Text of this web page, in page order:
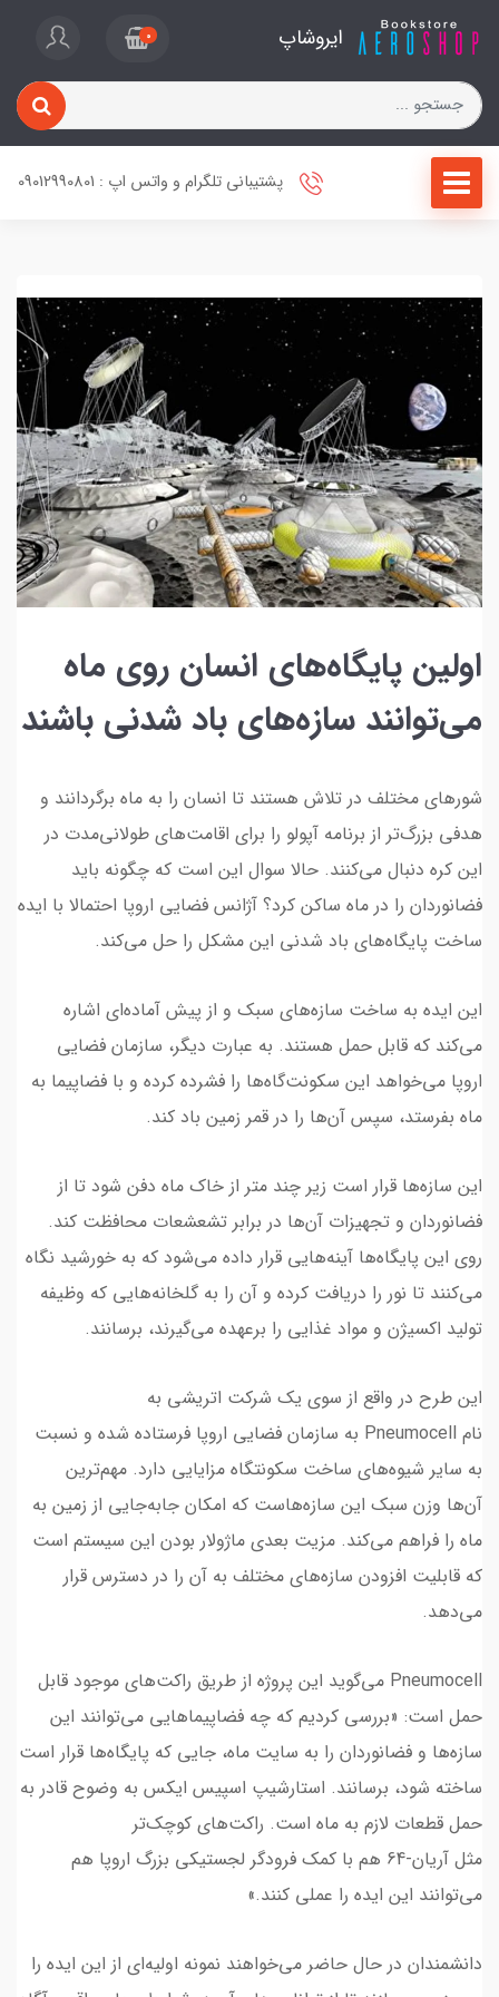
ایروشاپ 0
پشتیبانی تلگرام و واتس اپ : 09012990801
اولین پایگاه‌های انسان روی ماه
می‌توانند سازه‌های باد شدنی باشند
شورهای مختلف در تلاش‌ هستند تا انسان را به ماه برگردانند و
هدفی بزرگ‌تر از برنامه آپولو را برای اقامت‌های طولانی‌مدت در
این کره دنبال می‌کنند. حالا سوال این است که چگونه باید
فضانوردان را در ماه ساکن کرد؟ آژانس فضایی اروپا احتمالا با ایده
ساخت پایگاه‌های باد شدنی این مشکل را حل می‌کند.
این ایده به ساخت سازه‌های سبک و از پیش آماده‌ای اشاره
می‌کند که قابل حمل هستند. به عبارت دیگر، سازمان فضایی
اروپا می‌خواهد این سکونت‌گاه‌ها را فشرده کرده و با فضاپیما به
ماه بفرستد، سپس آن‌ها را در قمر زمین باد کند.
این سازه‌ها قرار است زیر چند متر از خاک ماه دفن شود تا از
فضانوردان و تجهیزات آن‌ها در برابر تشعشعات محافظت کند.
روی این پایگاه‌ها آینه‌هایی قرار داده می‌شود که به خورشید نگاه
می‌کنند تا نور را دریافت کرده و آن را به گلخانه‌هایی که وظیفه
تولید اکسیژن و مواد غذایی را برعهده می‌گیرند، برسانند.
این طرح در واقع از سوی یک شرکت اتریشی به
نام Pneumocell به سازمان فضایی اروپا فرستاده شده و نسبت
به سایر شیوه‌های ساخت سکونتگاه مزایایی دارد. مهم‌ترین
آن‌ها وزن سبک این سازه‌هاست که امکان جابه‌جایی از زمین به
ماه را فراهم می‌کند. مزیت بعدی ماژولار بودن این سیستم است
که قابلیت افزودن سازه‌های مختلف به آن را در دسترس قرار
می‌دهد.
Pneumocell می‌گوید این پروژه از طریق راکت‌های موجود قابل
حمل است: «بررسی کردیم که چه فضاپیماهایی می‌توانند این
سازه‌ها و فضانوردان را به سایت ماه، جایی که پایگاه‌ها قرار است
ساخته شود، برسانند. استارشیپ اسپیس ایکس به وضوح قادر به
حمل قطعات لازم به ماه است. راکت‌های کوچک‌تر
مثل آریان-64 هم با کمک فرودگر لجستیکی بزرگ اروپا هم
می‌توانند این ایده را عملی کنند.»
دانشمندان در حال حاضر می‌خواهند نمونه اولیه‌ای از این ایده را